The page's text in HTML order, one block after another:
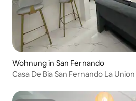
Wohnung in San Fernando
Casa De Bia San Fernando La Union